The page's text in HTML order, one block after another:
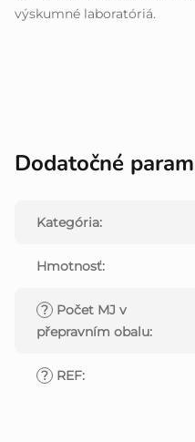
výskumné laboratóriá.
Dodatočné
Kategória:
Hmotnosť:
? Počet MJ v
přepravním obalu:
? REF: